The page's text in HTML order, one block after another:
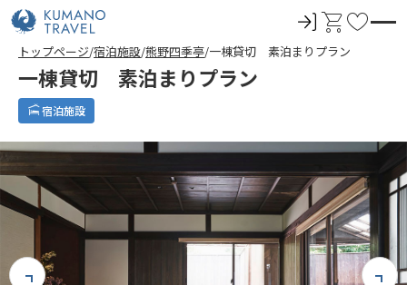
ロ
グ
イ
カ
ー
ト
お
トップページ 宿泊施設 熊野四季亭 一棟貸切 素泊まりプラン
一棟貸切 素泊まりプラン
宿泊施設